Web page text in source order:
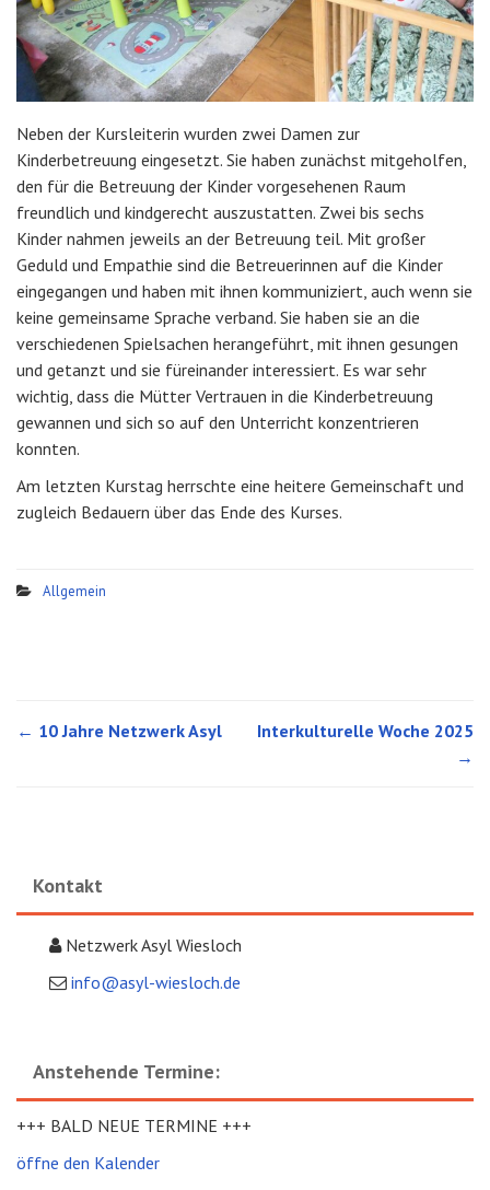
Neben der Kursleiterin wurden zwei Damen zur
Kinderbetreuung eingesetzt. Sie haben zunächst mitgeholfen,
den für die Betreuung der Kinder vorgesehenen Raum
freundlich und kindgerecht auszustatten. Zwei bis sechs
Kinder nahmen jeweils an der Betreuung teil. Mit großer
Geduld und Empathie sind die Betreuerinnen auf die Kinder
eingegangen und haben mit ihnen kommuniziert, auch wenn sie
keine gemeinsame Sprache verband. Sie haben sie an die
verschiedenen Spielsachen herangeführt, mit ihnen gesungen
und getanzt und sie füreinander interessiert. Es war sehr
wichtig, dass die Mütter Vertrauen in die Kinderbetreuung
gewannen und sich so auf den Unterricht konzentrieren
konnten.
Am letzten Kurstag herrschte eine heitere Gemeinschaft und
zugleich Bedauern über das Ende des Kurses.
Allgemein
← 10 Jahre Netzwerk Asyl
Interkulturelle Woche 2025
→
Kontakt
Netzwerk Asyl Wiesloch
info@asyl-wiesloch.de
Anstehende Termine:
+++ BALD NEUE TERMINE +++
öffne den Kalender